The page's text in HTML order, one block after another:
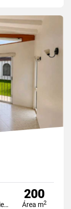
Estacionamiento
200
Área m2